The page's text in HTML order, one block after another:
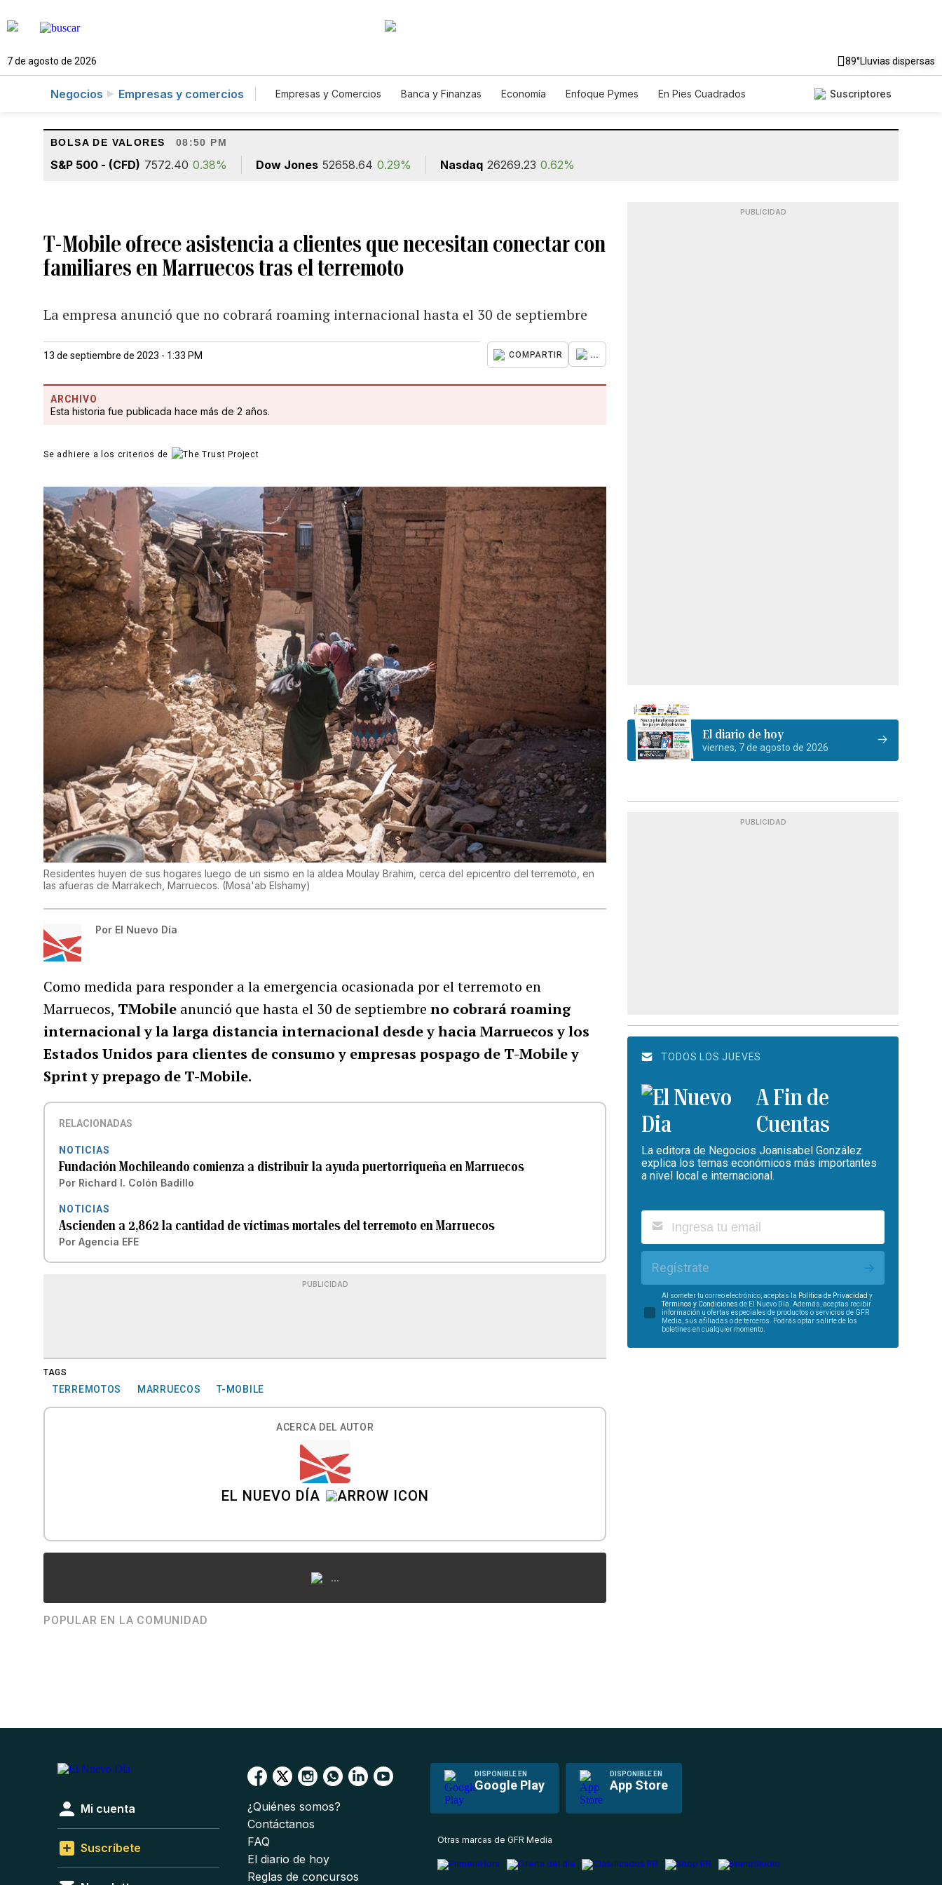
7 de agosto de 2026 89°Lluvias dispersas
Negocios Empresas y comercios Empresas y Comercios Banca y Finanzas Economía Enfoque Pymes
En Pies Cuadrados
Suscriptores
BOLSA DE VALORES 08:50 PM
S&P 500 - (CFD) 7572.40 0.38% Dow Jones 52658.64 0.29% Nasdaq 26269.23 0.62%
T-Mobile ofrece asistencia a clientes que necesitan conectar con
familiares en Marruecos tras el terremoto
La empresa anunció que no cobrará roaming internacional hasta el 30 de septiembre
13 de septiembre de 2023 - 1:33 PM COMPARTIR ...
ARCHIVO
Esta historia fue publicada hace más de 2 años.
Se adhiere a los criterios de
Residentes huyen de sus hogares luego de un sismo en la aldea Moulay Brahim, cerca del epicentro del terremoto, en
las afueras de Marrakech, Marruecos. (Mosa'ab Elshamy)
Por El Nuevo Día
Como medida para responder a la emergencia ocasionada por el terremoto en
Marruecos, TMobile anunció que hasta el 30 de septiembreno cobrará roaming
internacional y la larga distancia internacional desde y hacia Marruecos y los
Estados Unidos para clientes de consumo y empresas pospago de T-Mobile y
Sprint y prepago de T-Mobile.
RELACIONADAS
NOTICIAS
Fundación Mochileando comienza a distribuir la ayuda puertorriqueña en Marruecos
Por Richard I. Colón Badillo
NOTICIAS
Ascienden a 2,862 la cantidad de víctimas mortales del terremoto en Marruecos
Por Agencia EFE
PUBLICIDAD
TAGS
TERREMOTOS MARRUECOS T-MOBILE
ACERCA DEL AUTOR
EL NUEVO DÍA
...
POPULAR EN LA COMUNIDAD
PUBLICIDAD
El diario de hoy
viernes, 7 de agosto de 2026
PUBLICIDAD
TODOS LOS JUEVES
A Fin de
Cuentas
La editora de Negocios Joanisabel González
explica los temas económicos más importantes
a nivel local e internacional.
Regístrate
Al someter tu correo electrónico, aceptas la Política de Privacidad y
Términos y Condiciones de El Nuevo Día. Además, aceptas recibir
información u ofertas especiales de productos o servicios de GFR
Media, sus afiliadas o de terceros. Podrás optar salirte de los
boletines en cualquier momento.
DISPONIBLE EN
Google Play
DISPONIBLE EN
App Store
Mi cuenta
Suscríbete
¿Quiénes somos?
Contáctanos
FAQ
El diario de hoy
Reglas de concursos
Otras marcas de GFR Media